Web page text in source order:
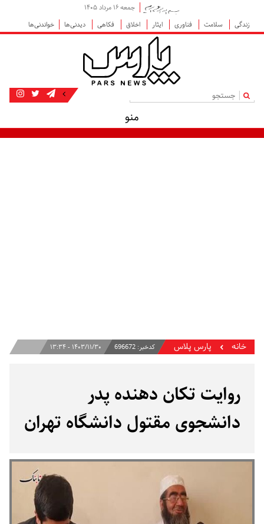
جمعه ۱۶ مرداد ۱۴۰۵
زندگی
سلامت فناوری ایثار اخلاق فکاهی دیدنی‌ها خواندنی‌ها
|
منو
خانه پارس پلاس کدخبر:696672 ۱۴۰۳/۱۱/۳۰ - ۱۳:۳۴
روایت تکان دهنده پدر
دانشجوی مقتول دانشگاه تهران